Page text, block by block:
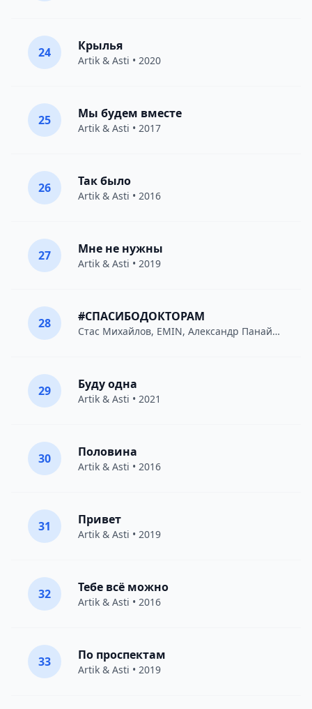
24 Крылья
Artik & Asti • 2020
25 Мы будем вместе
Artik & Asti • 2017
26 Так было
Artik & Asti • 2016
27 Мне не нужны
Artik & Asti • 2019
28 #СПАСИБОДОКТОРАМ
Стас Михайлов, EMIN, Александр Панайотов
29 Буду одна
Artik & Asti • 2021
30 Половина
Artik & Asti • 2016
31 Привет
Artik & Asti • 2019
32 Тебе всё можно
Artik & Asti • 2016
33 По проспектам
Artik & Asti • 2019